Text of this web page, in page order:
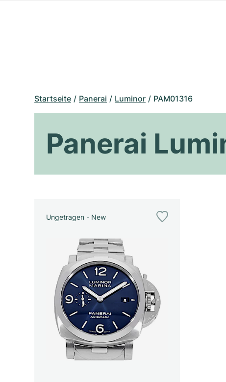
Startseite Panerai Luminor PAM01316
Panerai
Ungetragen - New